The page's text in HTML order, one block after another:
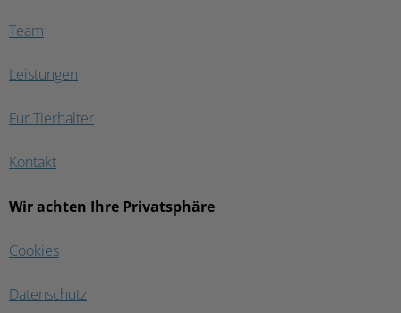
Team
Leistungen
Für Tierhalter
Kontakt
Wir achten Ihre Privatsphäre
Cookies
Datenschutz